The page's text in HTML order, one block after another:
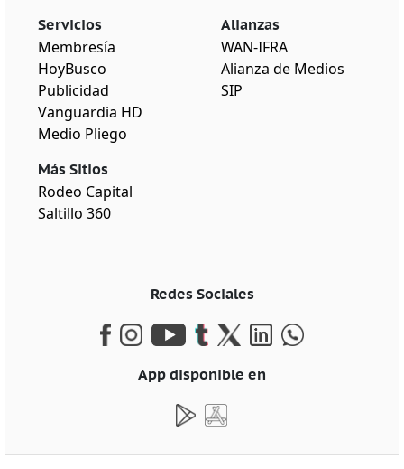
Servicios
Membresía
HoyBusco
Publicidad
Vanguardia HD
Medio Pliego
Más Sitios
Rodeo Capital
Saltillo 360
Alianzas
WAN-IFRA
Alianza de Medios
SIP
Redes Sociales
App disponible en